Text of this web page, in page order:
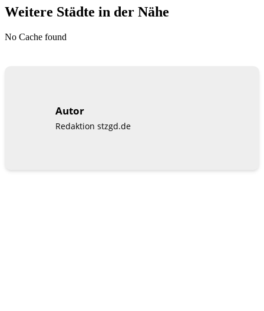
Weitere Städte in der Nähe
No Cache found
Autor
Redaktion stzgd.de